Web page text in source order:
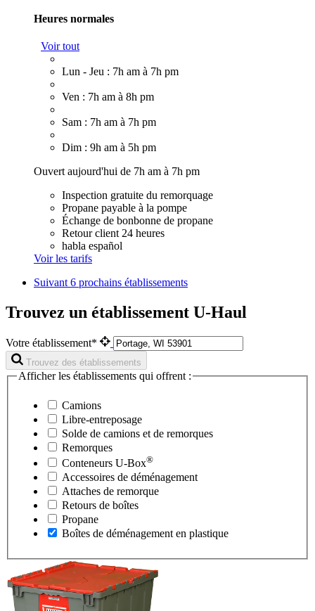
Heures normales
Voir tout
Lun - Jeu : 7h am à 7h pm
Ven : 7h am à 8h pm
Sam : 7h am à 7h pm
Dim : 9h am à 5h pm
Ouvert aujourd'hui de 7h am à 7h pm
Inspection gratuite du remorquage
Propane payable à la pompe
Échange de bonbonne de propane
Retour client 24 heures
habla español
Voir les tarifs
Suivant6 prochains établissements
Trouvez un établissement U-Haul
Votre établissement*
Trouvez des établissements
Afficher les établissements qui offrent :
Camions
Libre-entreposage
Solde de camions et de remorques
Remorques
Conteneurs U-Box®
Accessoires de déménagement
Attaches de remorque
Retours de boîtes
Propane
Boîtes de déménagement en plastique